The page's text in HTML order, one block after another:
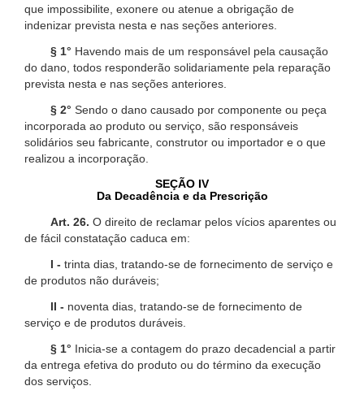
que impossibilite, exonere ou atenue a obrigação de
indenizar prevista nesta e nas seções anteriores.
§ 1° Havendo mais de um responsável pela causação
do dano, todos responderão solidariamente pela reparação
prevista nesta e nas seções anteriores.
§ 2° Sendo o dano causado por componente ou peça
incorporada ao produto ou serviço, são responsáveis
solidários seu fabricante, construtor ou importador e o que
realizou a incorporação.
SEÇÃO IV
Da Decadência e da Prescrição
Art. 26. O direito de reclamar pelos vícios aparentes ou
de fácil constatação caduca em:
I - trinta dias, tratando-se de fornecimento de serviço e
de produtos não duráveis;
II - noventa dias, tratando-se de fornecimento de
serviço e de produtos duráveis.
§ 1° Inicia-se a contagem do prazo decadencial a partir
da entrega efetiva do produto ou do término da execução
dos serviços.